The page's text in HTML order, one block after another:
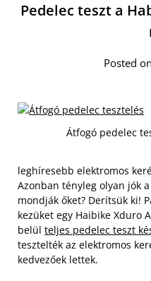
Pedelec teszt a
Posted
Átfogó pedelec
leghíresebb elektromos
Azonban tényleg olyan jók
mondják őket? Derítsük ki!
kezüket egy Haibike Xduro
belül teljes pedelec teszt
tesztelték az elektromos
kedvezőek lettek.